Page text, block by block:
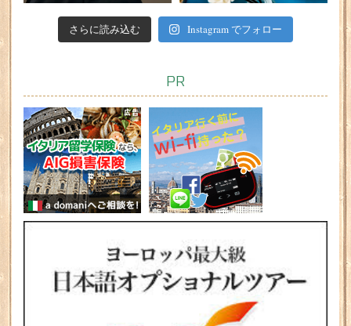
さらに読み込む Instagram でフォロー
PR